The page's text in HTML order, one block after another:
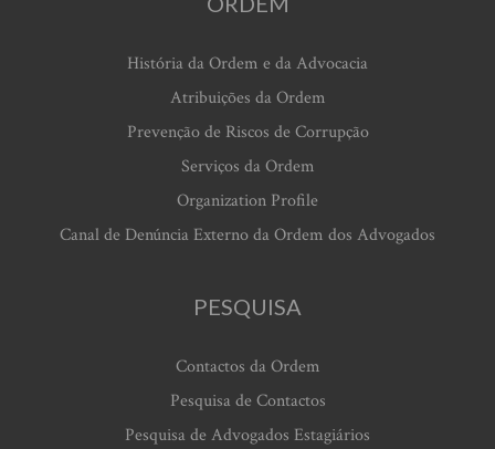
História da Ordem e da Advocacia
Atribuições da Ordem
Prevenção de Riscos de Corrupção
Serviços da Ordem
Organization Profile
Canal de Denúncia Externo da Ordem dos Advogados
PESQUISA
Contactos da Ordem
Pesquisa de Contactos
Pesquisa de Advogados Estagiários